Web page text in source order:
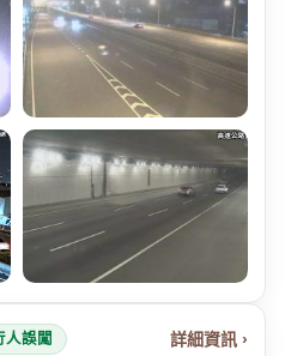
人誤闖 詳細資訊 ›